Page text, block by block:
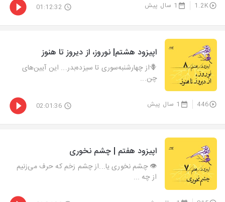
1.2K 1 سال پیش 01:12:32
اپیزود هشتم| نوروز، از دیروز تا هنوز
🪻از چهارشنبه‌سوری تا سیزده‌بدر... این آیین‌های
چن...
446 1 سال پیش 02:01:36
اپیزود هفتم | چشم نخوری
👁 چشم نخوری یا...از چشم زخم که حرف می‌زنیم
از چه ...